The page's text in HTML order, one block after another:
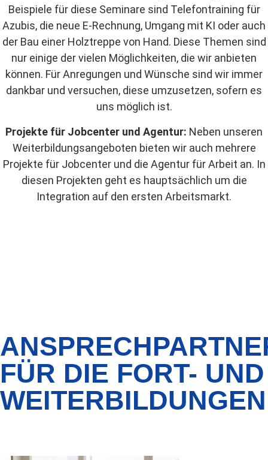
Beispiele für diese Seminare sind Telefontraining für
Azubis, die neue E-Rechnung, Umgang mit KI oder auch
der Bau einer Holztreppe von Hand. Diese Themen sind
nur einige der vielen Möglichkeiten, die wir anbieten
können. Für Anregungen und Wünsche sind wir immer
dankbar und versuchen, diese umzusetzen, sofern es
uns möglich ist.
Projekte für Jobcenter und Agentur: Neben unseren
Weiterbildungsangeboten bieten wir auch mehrere
Projekte für Jobcenter und die Agentur für Arbeit an. In
diesen Projekten geht es hauptsächlich um die
Integration auf den ersten Arbeitsmarkt.
FÜR DIE FORT- UND
WEITERBILDUNGEN